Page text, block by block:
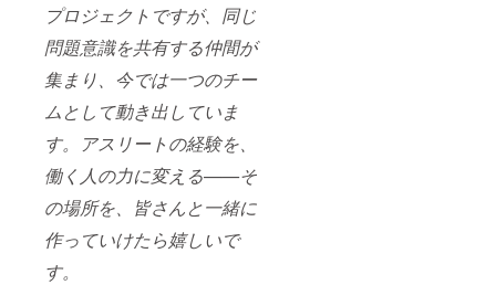
プロジェクトですが、同じ
問題意識を共有する仲間が
集まり、今では一つのチー
ムとして動き出していま
す。アスリートの経験を、
働く人の力に変える——そ
の場所を、皆さんと一緒に
作っていけたら嬉しいで
す。